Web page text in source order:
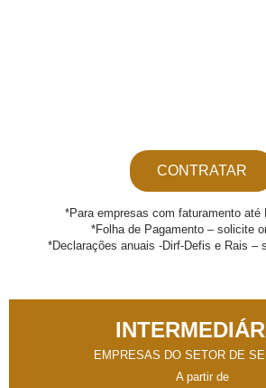
CONTRATAR
*Para empresas com faturamento até
*Folha de Pagamento – solicite
*Declarações anuais -Dirf-Defis e Rais –
EMPRESAS DO SETOR DE
A partir de